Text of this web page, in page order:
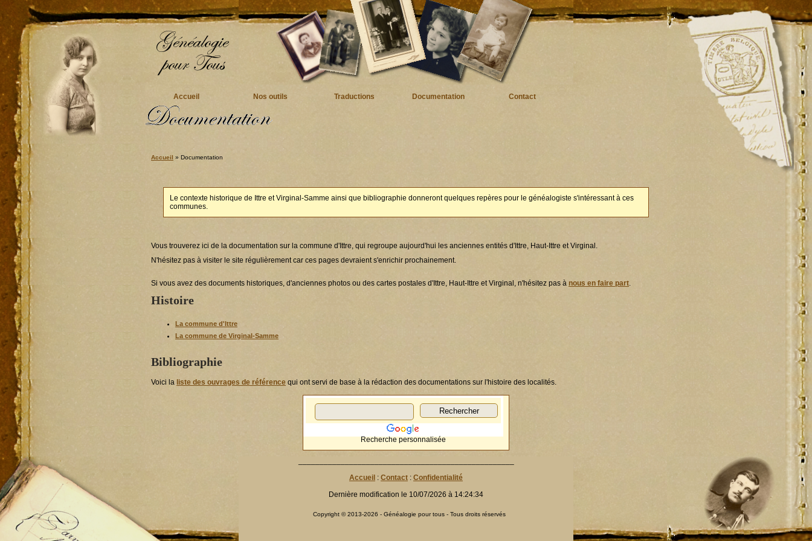
Accueil Nos outils Traductions Documentation Contact
Accueil » Documentation
Le contexte historique de Ittre et Virginal-Samme ainsi que bibliographie donneront quelques repères pour le généalogiste s'intéressant à ces
communes.
Vous trouverez ici de la documentation sur la commune d'Ittre, qui regroupe aujourd'hui les anciennes entités d'Ittre, Haut-Ittre et Virginal.
N'hésitez pas à visiter le site régulièrement car ces pages devraient s'enrichir prochainement.
Si vous avez des documents historiques, d'anciennes photos ou des cartes postales d'Ittre, Haut-Ittre et Virginal, n'hésitez pas à nous en faire part.
Histoire
La commune d'Ittre
La commune de Virginal-Samme
Bibliographie
Voici la liste des ouvrages de référence qui ont servi de base à la rédaction des documentations sur l'histoire des localités.
Recherche personnalisée
Accueil : Contact : Confidentialité
Dernière modification le 10/07/2026 à 14:24:34
Copyright © 2013-2026 - Généalogie pour tous - Tous droits réservés